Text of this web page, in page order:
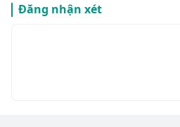
Đăng nhận xét